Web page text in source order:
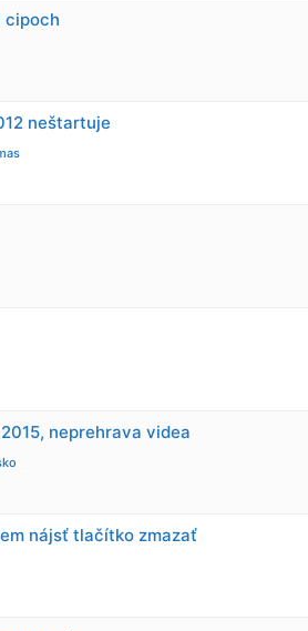
cipoch
neštartuje
neprehrava videa
nájsť tlačítko zmazať